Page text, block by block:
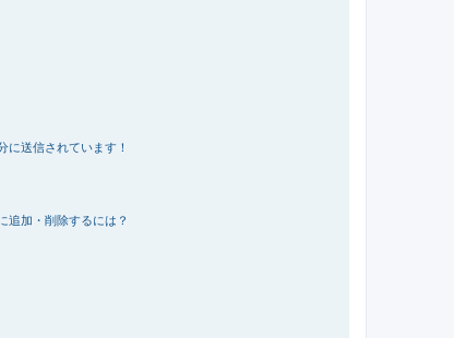
に送信されています！
追加・削除するには？